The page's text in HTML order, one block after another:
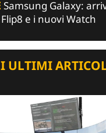
Samsung Galaxy:
Flip8 e i nuovi Watch
ULTIMI